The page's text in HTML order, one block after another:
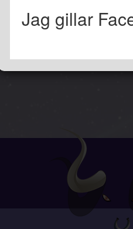
Jag gillar